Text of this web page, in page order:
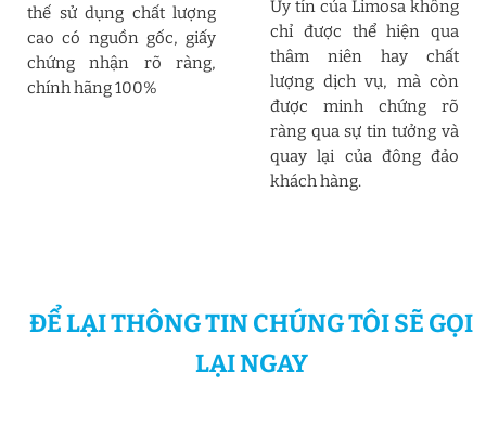
thế sử dụng chất lượng
cao có nguồn gốc, giấy
chứng nhận rõ ràng,
chính hãng 100%
Uy tín của Limosa không
chỉ được thể hiện qua
thâm niên hay chất
lượng dịch vụ, mà còn
được minh chứng rõ
ràng qua sự tin tưởng và
quay lại của đông đảo
khách hàng.
ĐỂ LẠI THÔNG TIN CHÚNG TÔI SẼ GỌI
LẠI NGAY